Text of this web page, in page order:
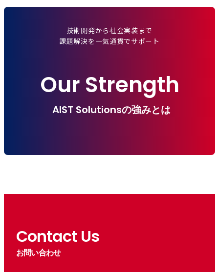
技術開発から社会実装まで
課題解決を一気通貫でサポート
Our Strength
AIST Solutionsの強みとは
Contact Us
お問い合わせ